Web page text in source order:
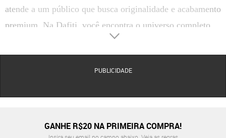
atende a um público que busca originalidade e acabamento
premium. Na Dafiti, você encontra o universo completo
da Colcci, abrangendo desde o vestuário icônico até
acessórios e calçados que elevam qualquer produção ao
patamar da alta moda urbana.
matérias-primas de alta classificação e modelagens que
PUBLICIDADE
GANHE R$20 NA PRIMEIRA COMPRA!